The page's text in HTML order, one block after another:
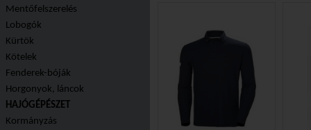
Mentőfelszerelés
Lobogók
Kürtök
Kötelek
Fenderek-bóják
Horgonyok, láncok
HAJÓGÉPÉSZET
Kormányzás